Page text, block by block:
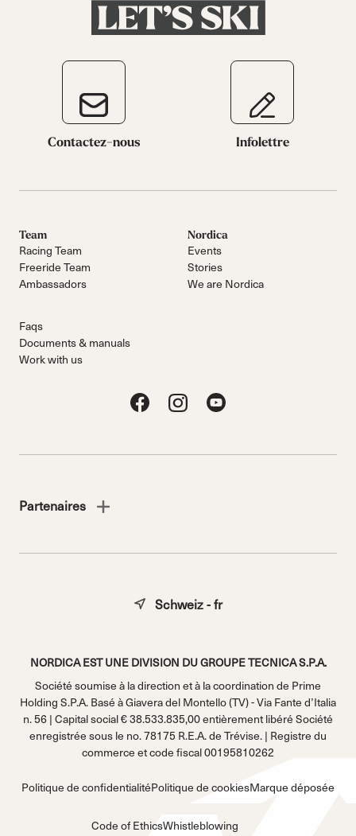
Contactez-nous Infolettre
Team
Racing Team
Freeride Team
Ambassadors
Nordica
Events
Stories
We are Nordica
Faqs
Documents & manuals
Work with us
Partenaires
NORDICA EST UNE DIVISION DU GROUPE TECNICA S.P.A.
Société soumise à la direction et à la coordination de Prime
Holding S.P.A. Basé à Giavera del Montello (TV) - Via Fante d’Italia
n. 56 | Capital social € 38.533.835,00 entièrement libéré Société
enregistrée sous le no. 78175 R.E.A. de Trévise. | Registre du
commerce et code fiscal 00195810262
Schweiz - fr
Politique de confidentialitéPolitique de cookiesMarque déposée
Code of EthicsWhistleblowing